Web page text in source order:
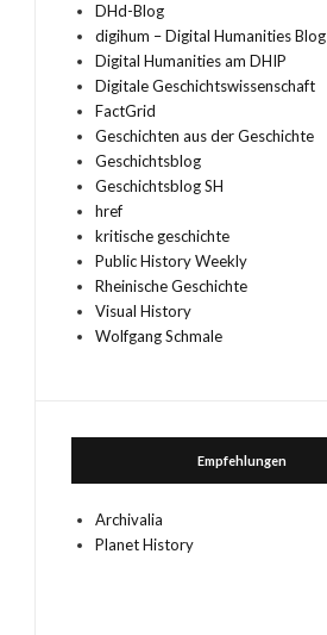
DHd-Blog
digihum – Digital Humanities Blog
Digital Humanities am DHIP
Digitale Geschichtswissenschaft
FactGrid
Geschichten aus der Geschichte
Geschichtsblog
Geschichtsblog SH
href
kritische geschichte
Public History Weekly
Rheinische Geschichte
Visual History
Wolfgang Schmale
Empfehlungen
Archivalia
Planet History